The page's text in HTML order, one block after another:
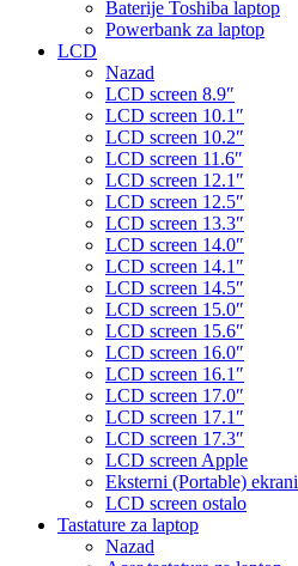
Baterije Toshiba laptop
Powerbank za laptop
LCD
Nazad
LCD screen 8.9″
LCD screen 10.1″
LCD screen 10.2″
LCD screen 11.6″
LCD screen 12.1″
LCD screen 12.5″
LCD screen 13.3″
LCD screen 14.0″
LCD screen 14.1″
LCD screen 14.5″
LCD screen 15.0″
LCD screen 15.6″
LCD screen 16.0″
LCD screen 16.1″
LCD screen 17.0″
LCD screen 17.1″
LCD screen 17.3″
LCD screen Apple
Eksterni (Portable) ekrani
LCD screen ostalo
Tastature za laptop
Nazad